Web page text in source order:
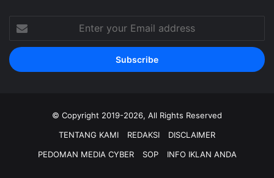
your
Email
address
© Copyright 2019-2026, All Rights Reserved
TENTANG KAMI
REDAKSI
DISCLAIMER
PEDOMAN MEDIA CYBER
SOP INFO IKLAN ANDA